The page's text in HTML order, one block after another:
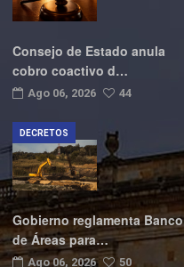
Consejo de Estado anula
cobro coactivo d…
Ago 06, 2026 44
Gobierno reglamenta Banco
de Áreas para…
Ago 06, 2026 50
DECRETOS